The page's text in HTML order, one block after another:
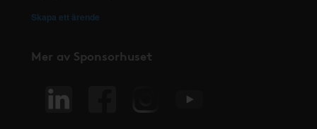
Skapa ett ärende
Mer av Sponsorhuset